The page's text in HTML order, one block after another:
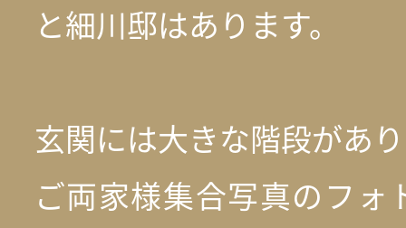
と細川邸はあります。
玄関には大きな階段があり
ご両家様集合写真のフォ